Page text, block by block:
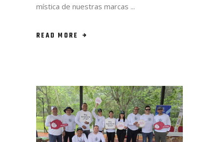
mística de nuestras marcas
READ MORE